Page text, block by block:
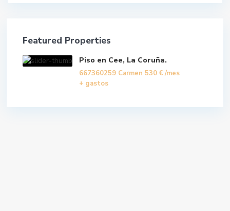
Featured Properties
Piso en Cee, La Coruña.
667360259 Carmen 530 € /mes
+ gastos